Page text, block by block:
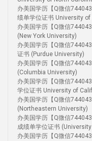
办美国学历【Q微信
绩单学位证书 University
办美国学历【Q微信
(New York University)
办美国学历【Q微信
证书 (Purdue University)
办美国学历【Q微信
(Columbia University)
办美国学历【Q微信
学位证书 University of
办美国学历【Q微信
(Northeastern University)
办美国学历【Q微信
成绩单学位证书
办美国学历【Q微信